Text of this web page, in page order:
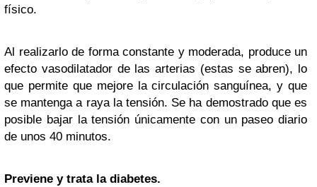
físico.
Al realizarlo de forma constante y moderada, produce un
efecto vasodilatador de las arterias (estas se abren), lo
que permite que mejore la circulación sanguínea, y que
se mantenga a raya la tensión. Se ha demostrado que es
posible bajar la tensión únicamente con un paseo diario
de unos 40 minutos.
Previene y trata la diabetes.